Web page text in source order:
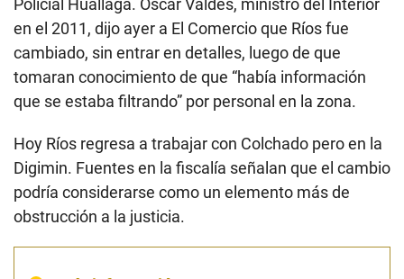
podría considerarse como un elemento más de
obstrucción a la justicia.
Otro nombramiento y el hermano
El coronel PNP (r)El coronel PNP (r) Luis
Sánchez, de la otrora Guardia Republicana,
fue designado ayer nuevo director de
Contrainteligencia de la Digimin, por